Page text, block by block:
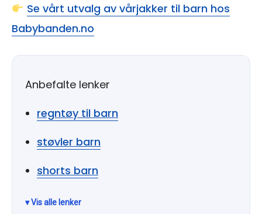
Se vårt utvalg av vårjakker til barn hos
Babybanden.no
Anbefalte lenker
regntøy til barn
støvler barn
shorts barn